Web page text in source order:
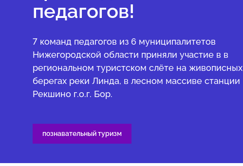
педагогов!
7 команд педагогов из 6 муниципалитетов
Нижегородской области приняли участие в в
региональном туристском слёте на живописных
берегах реки Линда, в лесном массиве станции
Рекшино г.о.г. Бор.
познавательный туризм